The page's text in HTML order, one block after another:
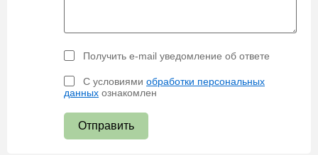
Получить e-mail уведомление об ответе
С условиями обработки персональных
данных ознакомлен
Отправить